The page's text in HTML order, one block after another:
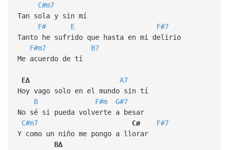
C#m7
Tan sola y sin mí
F#
E
F#7
Tanto he sufrido que hasta en mi delirio
F#m7
B7
Me acuerdo de tí
E∆
A7
Hoy vago solo en el mundo sin tí
B
F#m
G#7
No sé si pueda volverte a besar
C#m7
Cø
F#7
Y como un niño me pongo a llorar
B∆